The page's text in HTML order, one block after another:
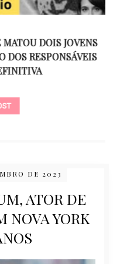
DOIS JOVENS
RESPONSÁVEIS
DE 2023
ATOR DE
NOVA YORK